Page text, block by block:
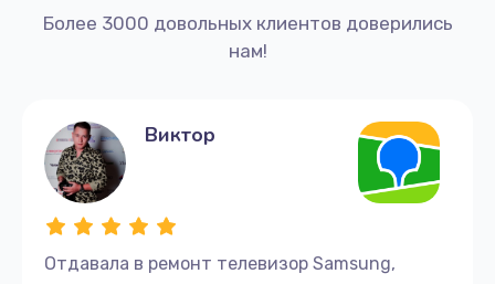
Более 3000 довольных клиентов доверились
нам!
Отдавала в ремонт телевизор Samsung,
Виктор